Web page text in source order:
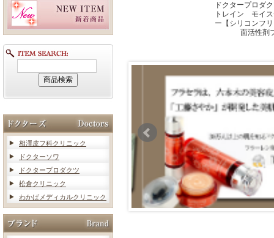
相澤皮フ科クリニック
ドクターソワ
ドクタープロダクツ
松倉クリニック
わかばメディカルクリニック
ドクタープロダ
トレイン モイ
ー【シリコンフ
面活性剤